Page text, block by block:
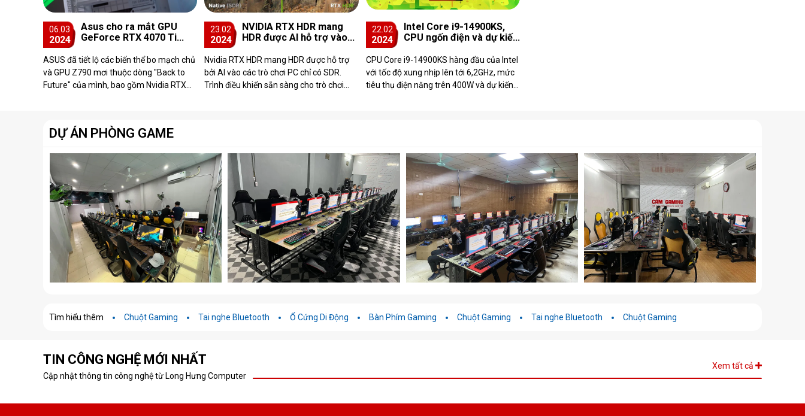
06.03
2024
Asus cho ra mắt GPU
GeForce RTX 4070 Ti
ASUS đã tiết lộ các biến thể bo mạch chủ
và GPU Z790 mơi thuộc dòng "Back to
Future" của mình, bao gồm Nvidia RTX
23.02
2024
NVIDIA RTX HDR mang
HDR được AI hỗ trợ vào
SDR
Nvidia RTX HDR mang HDR được hỗ trợ
bởi AI vào các trò chơi PC chỉ có SDR.
Trình điều khiển sẵn sàng cho trò chơi
22.02
2024
Intel Core i9-14900KS,
CPU ngốn điện và dự kiến
CPU Core i9-14900KS hàng đầu của Intel
với tốc độ xung nhịp lên tới 6,2GHz, mức
tiêu thụ điện năng trên 400W và dự kiến
DỰ ÁN PHÒNG GAME
Tìm hiểu thêm Chuột Gaming Tai nghe Bluetooth Ổ Cứng Di Động Bàn Phím Gaming Chuột Gaming Tai nghe Bluetooth Chuột Gaming
TIN CÔNG NGHỆ MỚI NHẤT
Cập nhật thông tin công nghệ từ Long Hưng Computer
Xem tất cả